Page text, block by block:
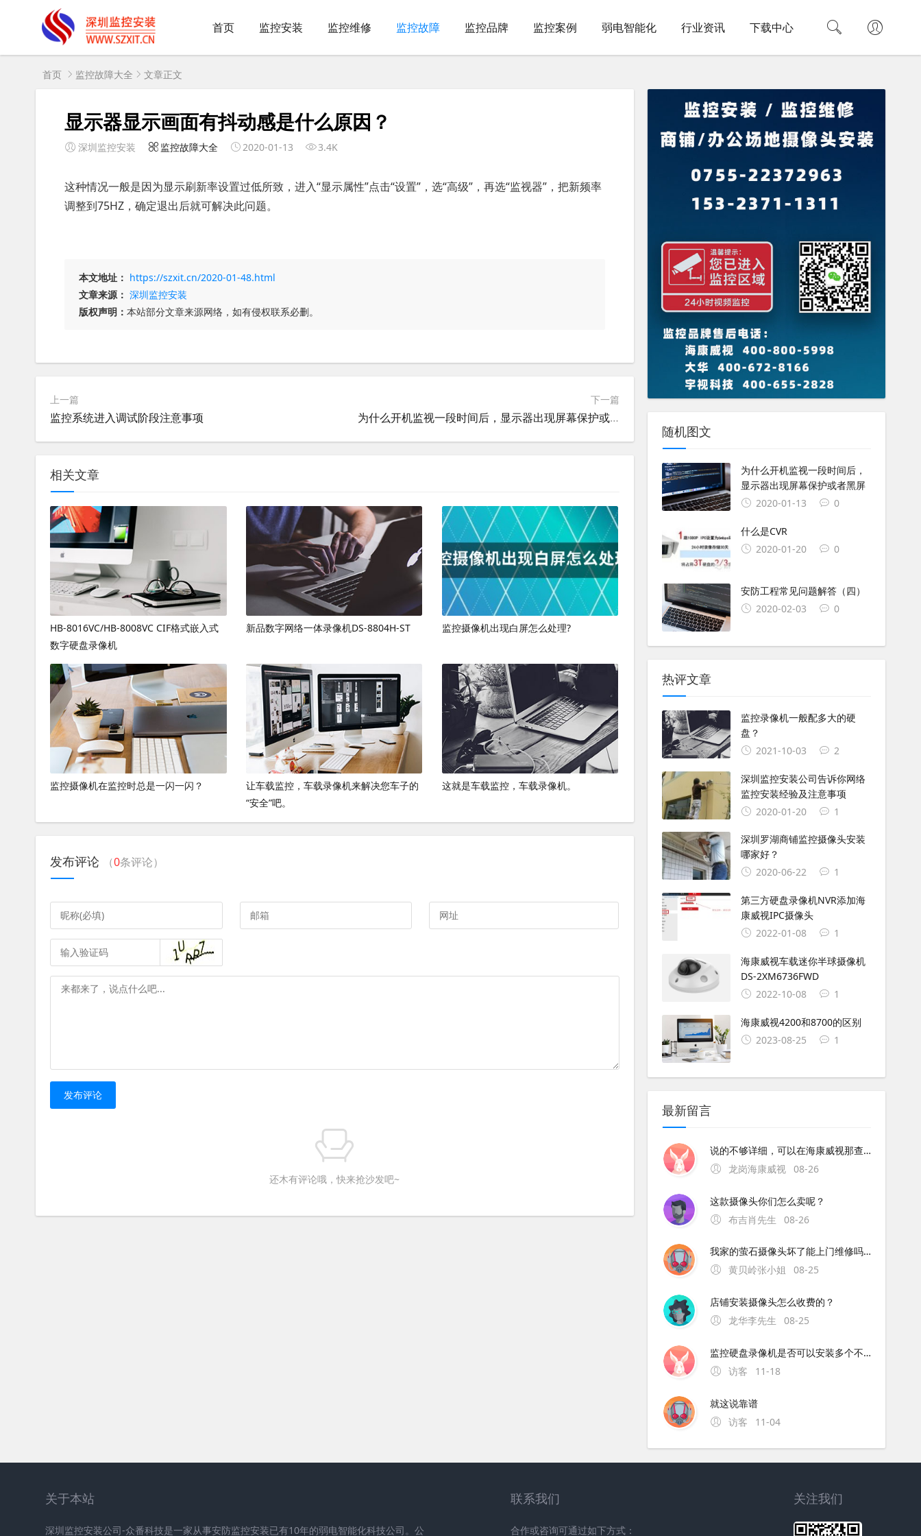
首页 监控安装 监控维修 监控故障 监控品牌 监控案例 弱电智能化 行业资讯 下载中心
首页 监控故障大全 文章正文
显示器显示画面有抖动感是什么原因？
深圳监控安装 监控故障大全 2020-01-13 3.4K
这种情况一般是因为显示刷新率设置过低所致，进入“显示属性”点击“设置”，选“高级”，再选“监视器”，把新频率
调整到75HZ，确定退出后就可解决此问题。
本文地址： https://szxit.cn/2020-01-48.html
文章来源： 深圳监控安装
版权声明： 本站部分文章来源网络，如有侵权联系必删。
上一篇
监控系统进入调试阶段注意事项
下一篇
为什么开机监视一段时间后，显示器出现屏幕保护或者黑屏？
相关文章
HB-8016VC/HB-8008VC CIF格式嵌入式
数字硬盘录像机
新品数字网络一体录像机DS-8804H-ST 监控摄像机出现白屏怎么处理?
监控摄像机在监控时总是一闪一闪？
让车载监控，车载录像机来解决您车子的
“安全”吧。
这就是车载监控，车载录像机。
发布评论 （0条评论）
发布评论
还木有评论哦，快来抢沙发吧~
随机图文
为什么开机监视一段时间后，
显示器出现屏幕保护或者黑屏
2020-01-13
0
什么是CVR
2020-01-20
0
安防工程常见问题解答（四）
2020-02-03
0
热评文章
监控录像机一般配多大的硬
盘？
2021-10-03
2
深圳监控安装公司告诉你网络
监控安装经验及注意事项
2020-01-20
1
深圳罗湖商铺监控摄像头安装
哪家好？
2020-06-22
1
第三方硬盘录像机NVR添加海
康威视IPC摄像头
2022-01-08
1
海康威视车载迷你半球摄像机
DS-2XM6736FWD
2022-10-08
1
海康威视4200和8700的区别
2023-08-25
1
最新留言
说的不够详细，可以在海康威视那查一下
龙岗海康威视 08-26
这款摄像头你们怎么卖呢？
布吉肖先生
08-26
我家的萤石摄像头坏了能上门维修吗？
黄贝岭张小姐
08-25
店铺安装摄像头怎么收费的？
龙华李先生
08-25
监控硬盘录像机是否可以安装多个不同大小的硬盘
访客
11-18
就这说靠谱
访客
11-04
关于本站
深圳监控安装公司-众番科技是一家从事安防监控安装已有10年的弱电智能化科技公司。公
联系我们
合作或咨询可通过如下方式：
关注我们